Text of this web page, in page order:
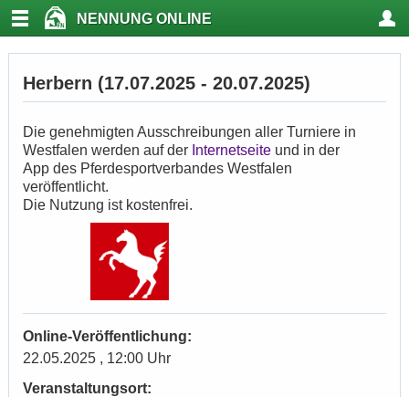
NENNUNG ONLINE
Herbern (17.07.2025 - 20.07.2025)
Die genehmigten Ausschreibungen aller Turniere in
Westfalen werden auf der Internetseite und in der
App des Pferdesportverbandes Westfalen
veröffentlicht.
Die Nutzung ist kostenfrei.
Online-Veröffentlichung:
22.05.2025 , 12:00 Uhr
Veranstaltungsort: